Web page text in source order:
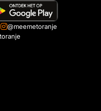
@meemetoranje